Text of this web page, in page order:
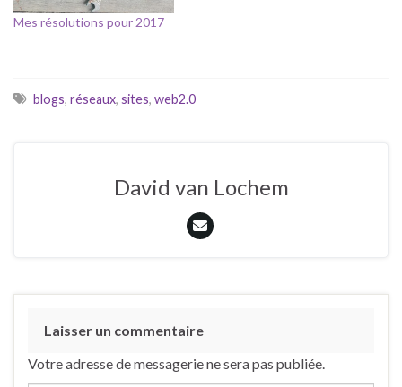
Mes résolutions pour 2017
blogs, réseaux, sites, web2.0
David van Lochem
Laisser un commentaire
Votre adresse de messagerie ne sera pas publiée.